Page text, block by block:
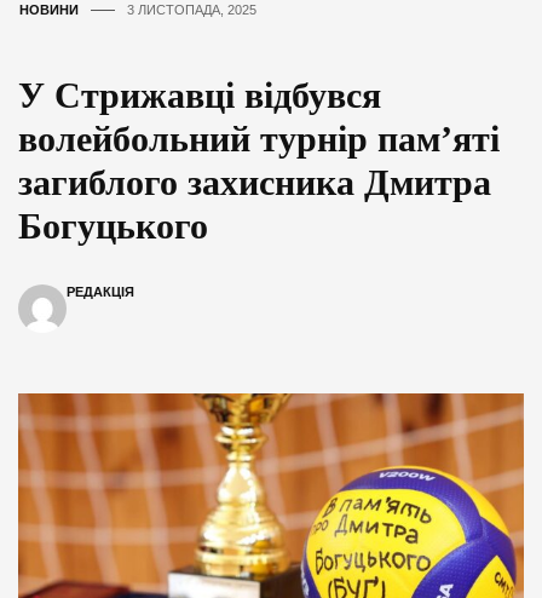
НОВИНИ 3 ЛИСТОПАДА, 2025
У Стрижавці відбувся
волейбольний турнір пам’яті
загиблого захисника Дмитра
Богуцького
РЕДАКЦІЯ